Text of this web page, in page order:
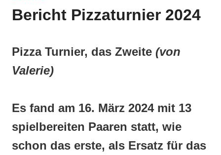
Bericht Pizzaturnier 2024
Pizza Turnier, das Zweite (von
Valerie)
Es fand am 16. März 2024 mit 13
spielbereiten Paaren statt, wie
schon das erste, als Ersatz für das